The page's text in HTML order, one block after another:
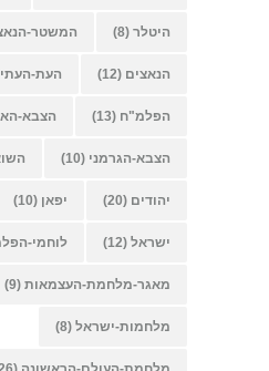
היטלר (8) המשטר-
הנאצים (12) העת-
הפלמ"ח (13) הצבא-
הצבא-הגרמני (10)
יהודים (20) יפאן (10)
ישראל (12) לוחמי-
מאגר-מלחמת-העצמאות (9)
מלחמות-ישראל (8)